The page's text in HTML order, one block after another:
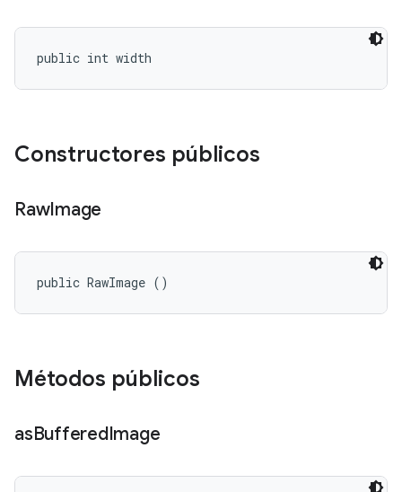
public int width
Constructores públicos
RawImage
public RawImage ()
Métodos públicos
asBufferedImage